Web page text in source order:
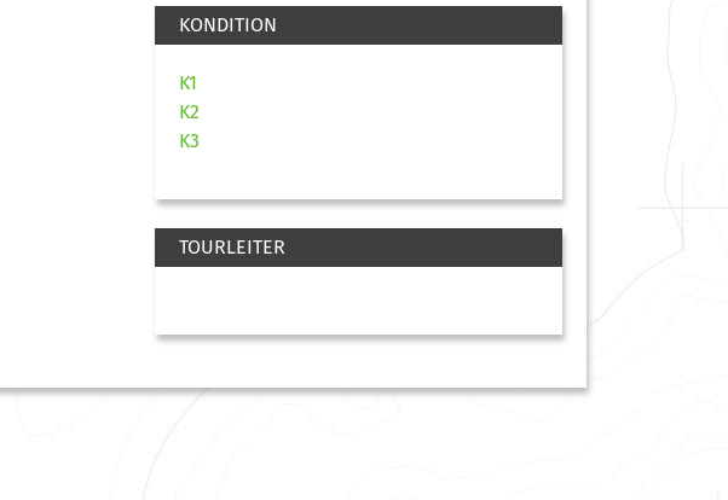
KONDITION
K1
K2
K3
TOURLEITER